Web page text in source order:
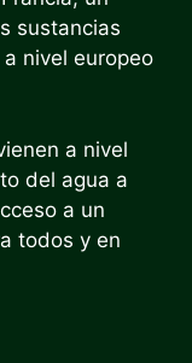
sustancias
nivel europeo
a nivel
del agua a
a un
todos y en